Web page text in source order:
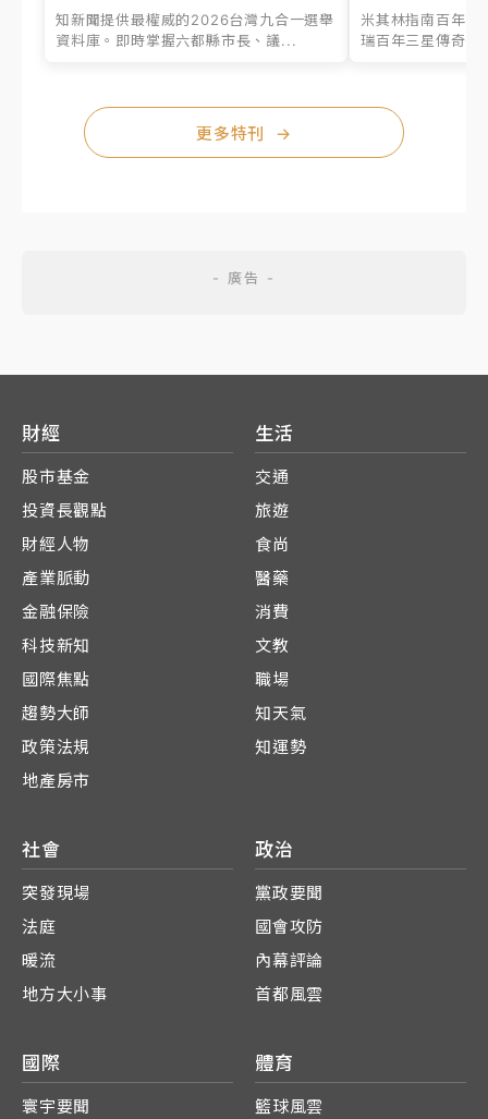
知新聞提供最權威的2026台灣九合一選舉
資料庫。即時掌握六都縣市長、議...
米其林指南百年之
瑞百年三星傳奇、
更多特刊 →
財經
股市基金
投資長觀點
財經人物
產業脈動
金融保險
科技新知
國際焦點
趨勢大師
政策法規
地產房市
生活
交通
旅遊
食尚
醫藥
消費
文教
職場
知天氣
知運勢
社會
突發現場
法庭
暖流
地方大小事
政治
黨政要聞
國會攻防
內幕評論
首都風雲
國際
寰宇要聞
體育
籃球風雲